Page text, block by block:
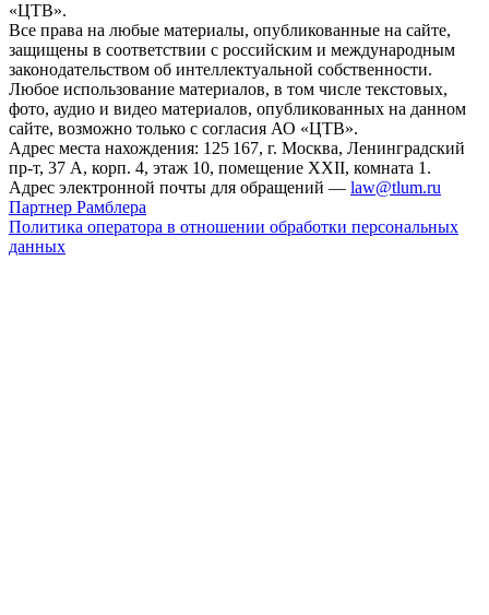
«ЦТВ».
Все права на любые материалы, опубликованные на сайте,
защищены в соответствии с российским и международным
законодательством об интеллектуальной собственности.
Любое использование материалов, в том числе текстовых,
фото, аудио и видео материалов, опубликованных на данном
сайте, возможно только с согласия АО «ЦТВ».
Адрес места нахождения: 125 167, г. Москва, Ленинградский
пр-т, 37 А, корп. 4, этаж 10, помещение XXII, комната 1.
Адрес электронной почты для обращений — law@tlum.ru
Партнер Рамблера
Политика оператора в отношении обработки персональных
данных